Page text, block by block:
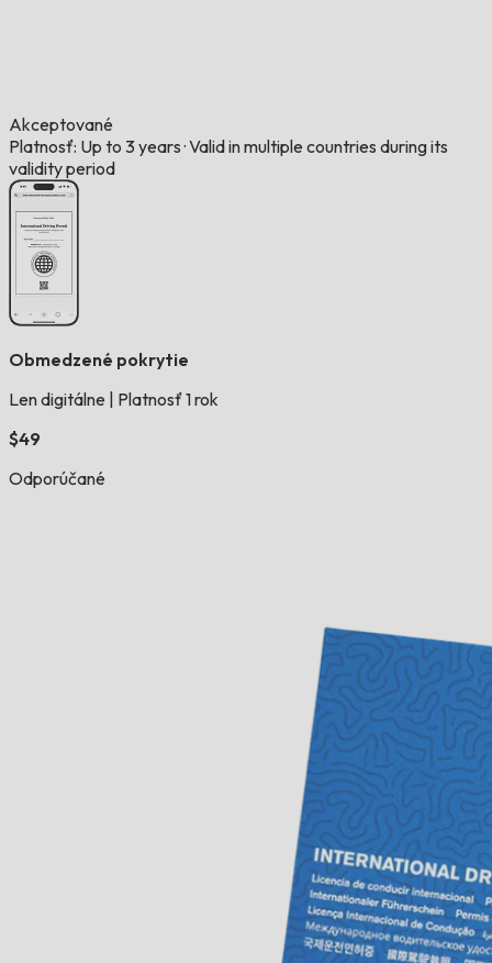
Akceptované
Platnosť: Up to 3 years ·Valid in multiple countries during its
validity period
Obmedzené pokrytie
Len digitálne
Platnosť 1 rok
$49
Odporúčané